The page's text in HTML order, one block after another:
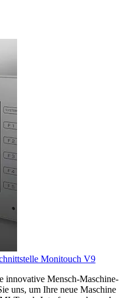
Monitouch V9
innovative Mensch-Maschine-
uns, um Ihre neue Maschine